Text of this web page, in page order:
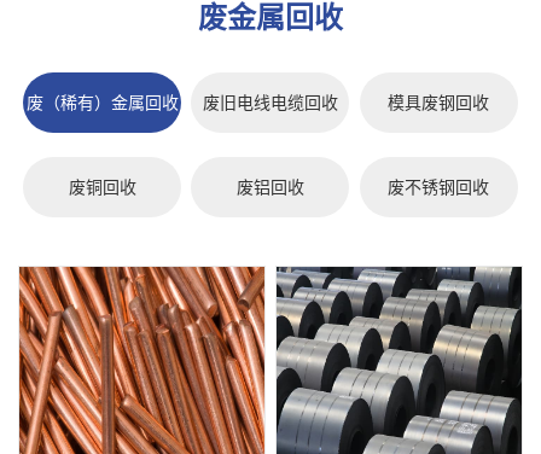
废金属回收
废（稀有）金属回收 废旧电线电缆回收 模具废钢回收
废铜回收 废铝回收 废不锈钢回收